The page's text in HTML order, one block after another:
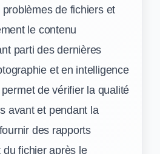
de fichiers et
le contenu
parti des dernières
et en intelligence
de vérifier la qualité
avant et pendant la
des rapports
du fichier après le